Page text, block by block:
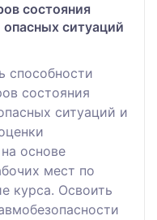
состояния
ситуаций
способности
состояния
ситуаций и
основе
мест по
курса. Освоить